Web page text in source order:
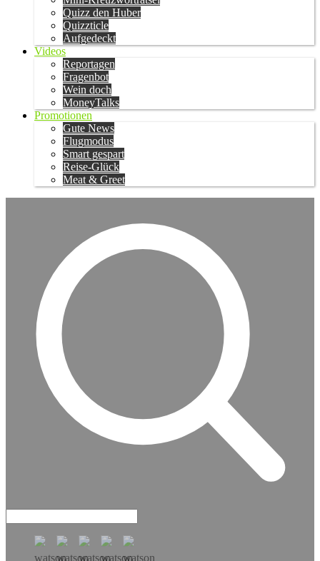
Quizz den Huber
Quizzticle
Aufgedeckt
Videos
Reportagen
Fragenbot
Wein doch
MoneyTalks
Promotionen
Gute News
Flugmodus
Smart gespart
Reise-Glück
Meat & Greet